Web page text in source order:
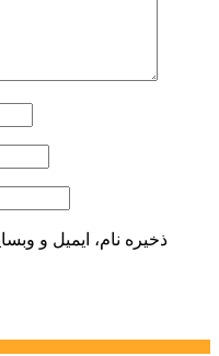
ذخیره نام، ایمیل و